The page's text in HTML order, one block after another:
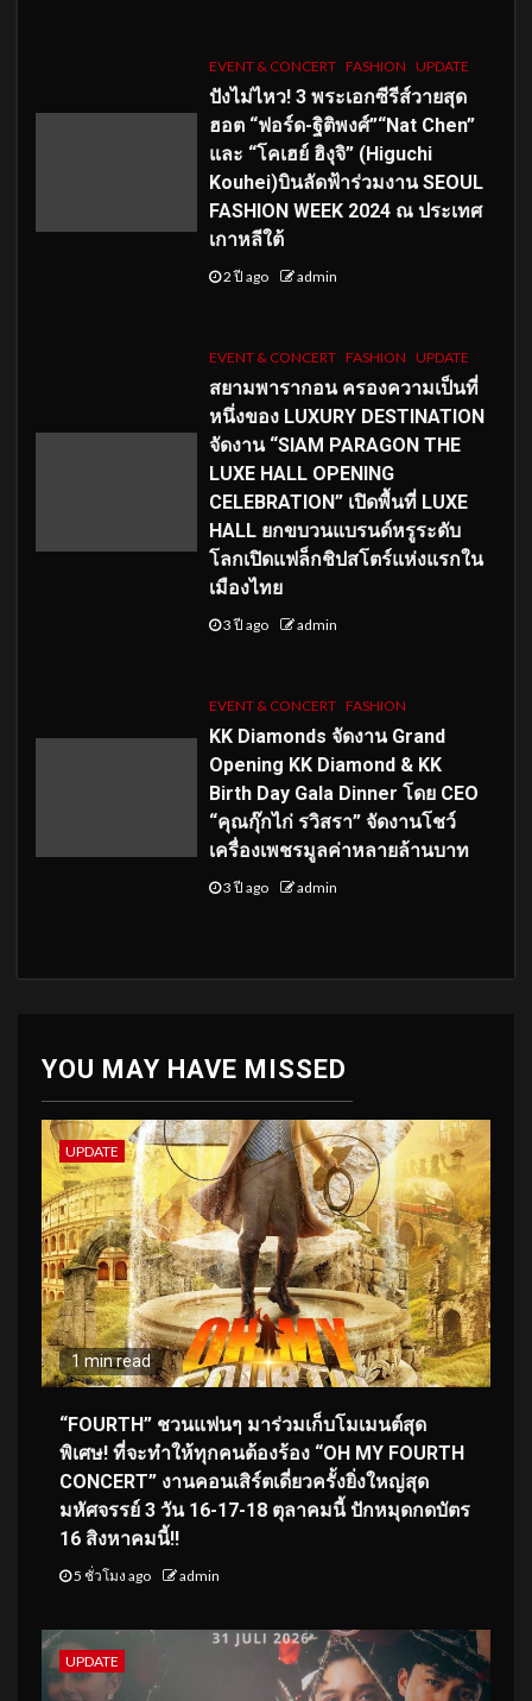
EVENT & CONCERT FASHION UPDATE
ปังไม่ไหว! 3 พระเอกซีรีส์วายสุด
ฮอต “ฟอร์ด-ฐิติพงศ์”“Nat Chen”
และ “โคเฮย์ ฮิงุจิ” (Higuchi
Kouhei)บินลัดฟ้าร่วมงาน SEOUL
FASHION WEEK 2024 ณ ประเทศ
เกาหลีใต้
2 ปี ago admin
EVENT & CONCERT FASHION UPDATE
สยามพารากอน ครองความเป็นที่
หนึ่งของ LUXURY DESTINATION
จัดงาน “SIAM PARAGON THE
LUXE HALL OPENING
CELEBRATION” เปิดพื้นที่ LUXE
HALL ยกขบวนแบรนด์หรูระดับ
โลกเปิดแฟล็กชิปสโตร์แห่งแรกใน
เมืองไทย
3 ปี ago admin
EVENT & CONCERT FASHION
KK Diamonds จัดงาน Grand
Opening KK Diamond & KK
Birth Day Gala Dinner โดย CEO
“คุณกุ๊กไก่ รวิสรา” จัดงานโชว์
เครื่องเพชรมูลค่าหลายล้านบาท
3 ปี ago admin
YOU MAY HAVE MISSED
UPDATE
1 min read
“FOURTH” ชวนแฟนๆ มาร่วมเก็บโมเมนต์สุด
พิเศษ! ที่จะทำให้ทุกคนต้องร้อง “OH MY FOURTH
CONCERT” งานคอนเสิร์ตเดี่ยวครั้งยิ่งใหญ่สุด
มหัศจรรย์ 3 วัน 16-17-18 ตุลาคมนี้ ปักหมุดกดบัตร
16 สิงหาคมนี้!!
5 ชั่วโมง ago admin
UPDATE